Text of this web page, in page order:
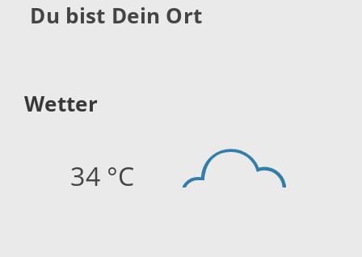
Du bist Dein Ort
Wetter
34 °C